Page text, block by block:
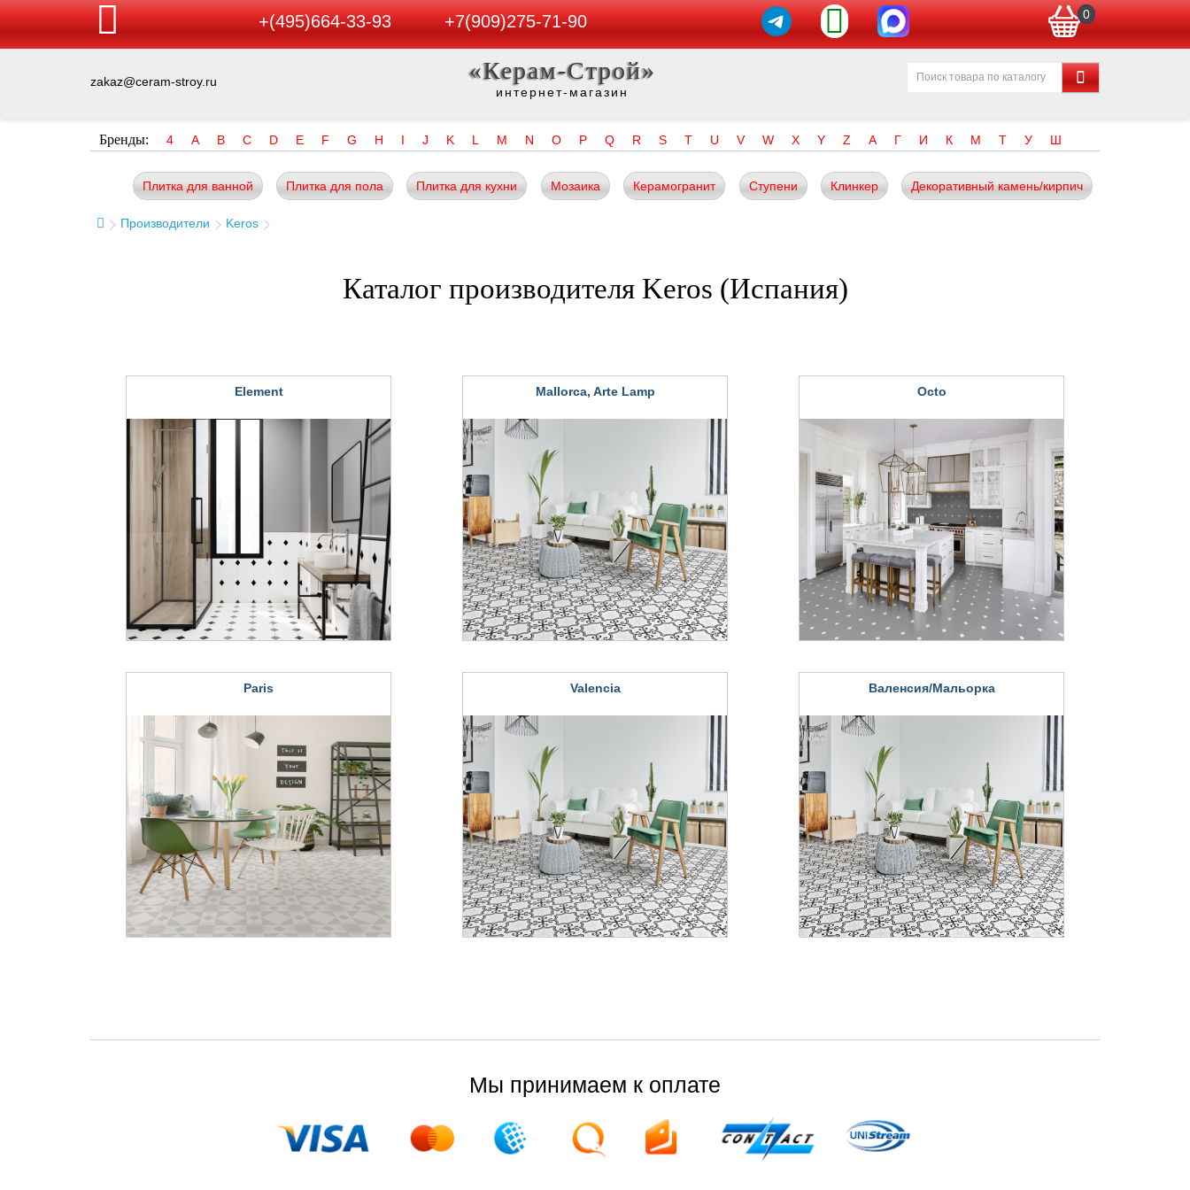
+(495)664-33-93 +7(909)275-71-90 0
zakaz@ceram-stroy.ru «Керам-Строй»
интернет-магазин
Бренды: 4 A B C D E F G H I J K L M N O P Q R S T U V W X Y Z А Г И К М Т У Ш
Плитка для ванной Плитка для пола Плитка для кухни Мозаика Керамогранит Ступени Клинкер Декоративный камень/кирпич
Производители Keros
Каталог производителя Keros (Испания)
Element Mallorca, Arte Lamp Octo
Paris Valencia Валенсия/Мальорка
Мы принимаем к оплате